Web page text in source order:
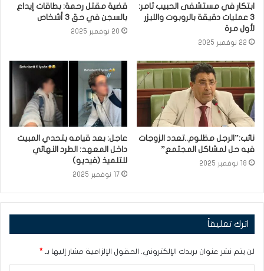
ابتكار في مستشفى الحبيب ثامر:
3 عمليات دقيقة بالروبوت والليزر
لأول مرة
22 نوفمبر 2025
قضية مقتل رحمة: بطاقات إيداع
بالسجن في حق 3 أشخاص
20 نوفمبر 2025
نائب:”الرجل مظلوم..تعدد الزوجات
فيه حل لمشاكل المجتمع”
18 نوفمبر 2025
عاجل: بعد قيامه بتحدي المبيت
داخل المعهد: الطرد النهائي
للتلميذ (فيديو)
17 نوفمبر 2025
اترك تعليقاً
لن يتم نشر عنوان بريدك الإلكتروني. الحقول الإلزامية مشار إليها بـ *